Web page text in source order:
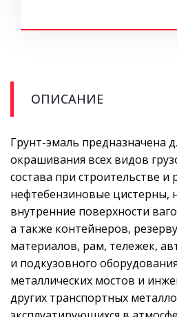
ОПИСАНИЕ
Грунт-эмаль предназначена
окрашивания всех видов
состава при строительстве
нефтебензиновые цистерны,
внутренние поверхности
а также контейнеров,
материалов, рам, тележек,
и подкузовного
металлических мостов и
других транспортных